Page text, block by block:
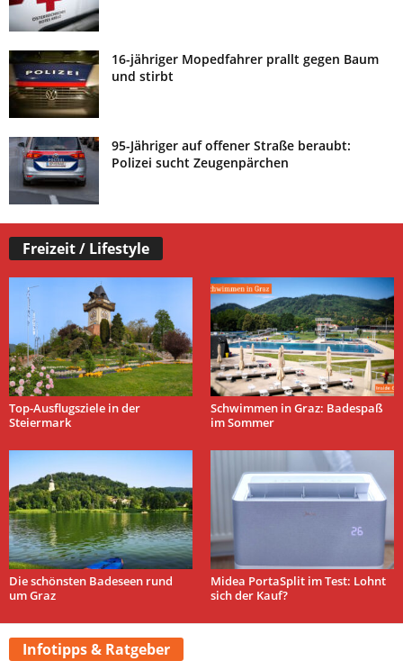
16-jähriger Mopedfahrer prallt gegen Baum
und stirbt
95-Jähriger auf offener Straße beraubt:
Polizei sucht Zeugenpärchen
Freizeit / Lifestyle
Top-Ausflugsziele in der
Steiermark
Schwimmen in Graz: Badespaß
im Sommer
Die schönsten Badeseen rund
um Graz
Midea PortaSplit im Test: Lohnt
sich der Kauf?
Infotipps & Ratgeber